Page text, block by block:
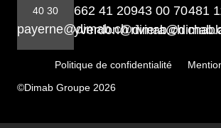
40 30
payerne@dimab.ch
662 41 20
yverdon@dimab.ch
943 00 70481
Politique de confidentialité
©Dimab Groupe 2026